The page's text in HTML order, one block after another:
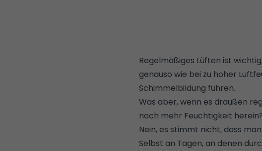
Regelmäßiges Lüften ist
genauso wie bei zu hoher
Schimmelbildung führen.
Was aber, wenn es draußen
noch mehr Feuchtigkeit
Nein, es stimmt nicht, dass
Selbst an Tagen, an denen